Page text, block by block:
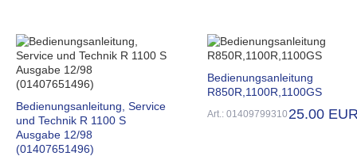
Bedienungsanleitung, Service
und Technik R 1100 S
Ausgabe 12/98
(01407651496)
Bedienungsanleitung
R850R,1100R,1100GS
Art.: 01409799310 25.00